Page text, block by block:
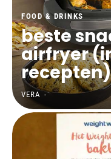
FOOD & DRINKS
beste
airfryer
recepten)
VERA -